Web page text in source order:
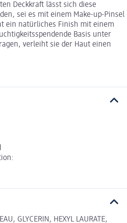
Deckkraft lässt sich diese
sei es mit einem Make-up-Pinsel
ein natürliches Finish mit einem
Basis unter
verleiht sie der Haut einen
GLYCERIN, HEXYL LAURATE,